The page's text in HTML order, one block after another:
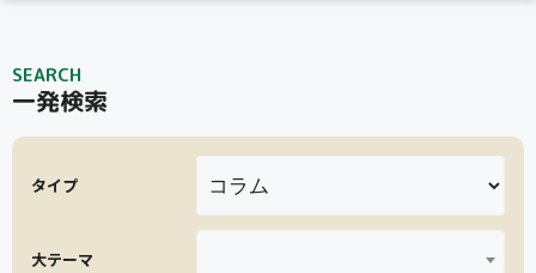
SEARCH
一発検索
タイプ
大テーマ